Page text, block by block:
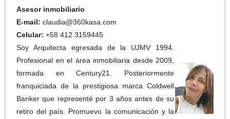
Asesor inmobiliario
E-mail: claudia@360kasa.com
Celular: +58 412 3159445
Soy Arquitecta egresada de la UJMV 1994.
Profesional en el área inmobiliaria desde 2009,
formada en Century21. Posteriormente
franquiciada de la prestigiosa marca Coldwell
Banker que representé por 3 años antes de su
retiro del país. Promuevo la comunicación y la